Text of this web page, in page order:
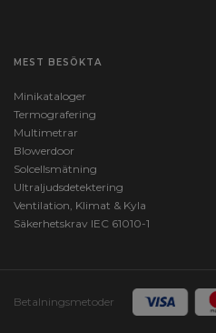
MEST BESÖKTA
Minikataloger
Termografering
Multimetrar
Blowerdoor
Solcellsmätning
Ultraljudsdetektering
Ventilation, Klimat & Kyla
Säkerhetskrav IEC 61010-1
Betalningsmetoder